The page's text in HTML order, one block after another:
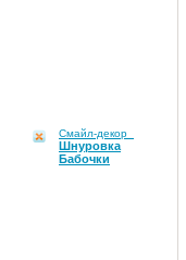
Смайл-декор
Шнуровка
Бабочки